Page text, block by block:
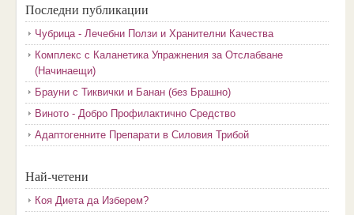
Последни публикации
Чубрица - Лечебни Ползи и Хранителни Качества
Комплекс с Каланетика Упражнения за Отслабване
(Начинаещи)
Брауни с Тиквички и Банан (без Брашно)
Виното - Добро Профилактично Средство
Адаптогенните Препарати в Силовия Трибой
Най-четени
Коя Диета да Изберем?